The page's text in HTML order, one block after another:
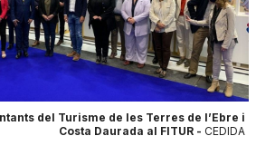
del Turisme de les Terres de l’Ebre i
Costa Daurada al FITUR - CEDIDA